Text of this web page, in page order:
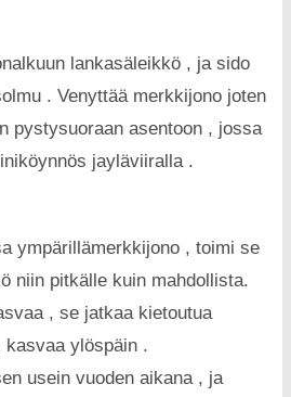
lankasäleikkö , ja sido
. Venyttää merkkijono joten
pystysuoraan asentoon , jossa
jayläviiralla .
ympärillämerkkijono , toimi se
niin pitkälle kuin mahdollista.
, se jatkaa kietoutua
ylöspäin .
usein vuoden aikana , ja